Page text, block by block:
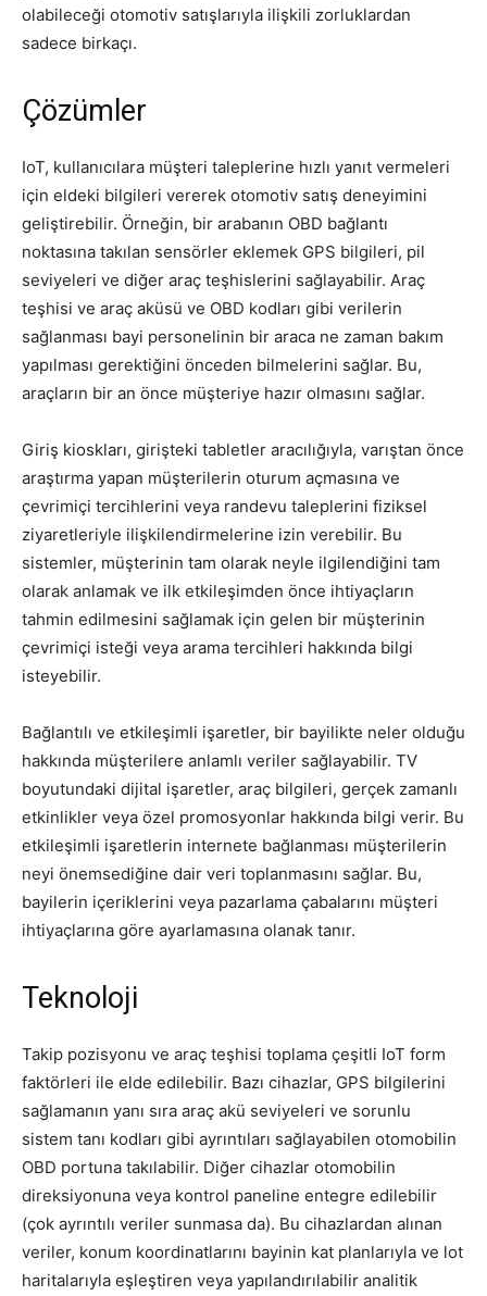
olabileceği otomotiv satışlarıyla ilişkili zorluklardan
sadece birkaçı.
Çözümler
IoT, kullanıcılara müşteri taleplerine hızlı yanıt vermeleri
için eldeki bilgileri vererek otomotiv satış deneyimini
geliştirebilir. Örneğin, bir arabanın OBD bağlantı
noktasına takılan sensörler eklemek GPS bilgileri, pil
seviyeleri ve diğer araç teşhislerini sağlayabilir. Araç
teşhisi ve araç aküsü ve OBD kodları gibi verilerin
sağlanması bayi personelinin bir araca ne zaman bakım
yapılması gerektiğini önceden bilmelerini sağlar. Bu,
araçların bir an önce müşteriye hazır olmasını sağlar.
Giriş kioskları, girişteki tabletler aracılığıyla, varıştan önce
araştırma yapan müşterilerin oturum açmasına ve
çevrimiçi tercihlerini veya randevu taleplerini fiziksel
ziyaretleriyle ilişkilendirmelerine izin verebilir. Bu
sistemler, müşterinin tam olarak neyle ilgilendiğini tam
olarak anlamak ve ilk etkileşimden önce ihtiyaçların
tahmin edilmesini sağlamak için gelen bir müşterinin
çevrimiçi isteği veya arama tercihleri ​​hakkında bilgi
isteyebilir.
Bağlantılı ve etkileşimli işaretler, bir bayilikte neler olduğu
hakkında müşterilere anlamlı veriler sağlayabilir. TV
boyutundaki dijital işaretler, araç bilgileri, gerçek zamanlı
etkinlikler veya özel promosyonlar hakkında bilgi verir. Bu
etkileşimli işaretlerin internete bağlanması müşterilerin
neyi önemsediğine dair veri toplanmasını sağlar. Bu,
bayilerin içeriklerini veya pazarlama çabalarını müşteri
ihtiyaçlarına göre ayarlamasına olanak tanır.
Teknoloji
Takip pozisyonu ve araç teşhisi toplama çeşitli IoT form
faktörleri ile elde edilebilir. Bazı cihazlar, GPS bilgilerini
sağlamanın yanı sıra araç akü seviyeleri ve sorunlu
sistem tanı kodları gibi ayrıntıları sağlayabilen otomobilin
OBD portuna takılabilir. Diğer cihazlar otomobilin
direksiyonuna veya kontrol paneline entegre edilebilir
(çok ayrıntılı veriler sunmasa da). Bu cihazlardan alınan
veriler, konum koordinatlarını bayinin kat planlarıyla ve lot
haritalarıyla eşleştiren veya yapılandırılabilir analitik